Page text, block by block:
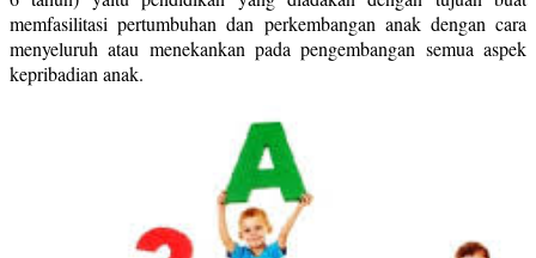
memfasilitasi pertumbuhan dan perkembangan anak dengan cara
menyeluruh atau menekankan pada pengembangan semua aspek
kepribadian anak.